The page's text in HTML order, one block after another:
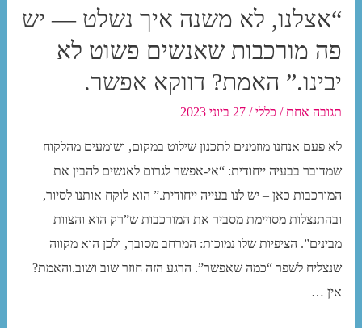
“אצלנו, לא משנה איך נשלט — יש
פה מורכבות שאנשים פשוט לא
יבינו.” האמת? דווקא אפשר.
תגובה אחת / כללי/27 ביוני 2023
לא פעם אנחנו מוזמנים לתכנון שילוט במקום, ושומעים מהלקוח
שמדובר בבעיה ייחודית: “אי-אפשר לגרום לאנשים להבין את
המורכבות כאן – יש לנו בעייה ייחודית.” הוא לוקח אותנו לסיור,
ובהתנצלות מסויימת מסביר את המורכבות ש”רק הוא והצוות
מבינים”. הציפיות שלו נמוכות: המרחב מסובך, ולכן הוא מקווה
שנצליח לשפר “כמה שאפשר”. הרגע הזה חוזר שוב ושוב.והאמת?
אין …